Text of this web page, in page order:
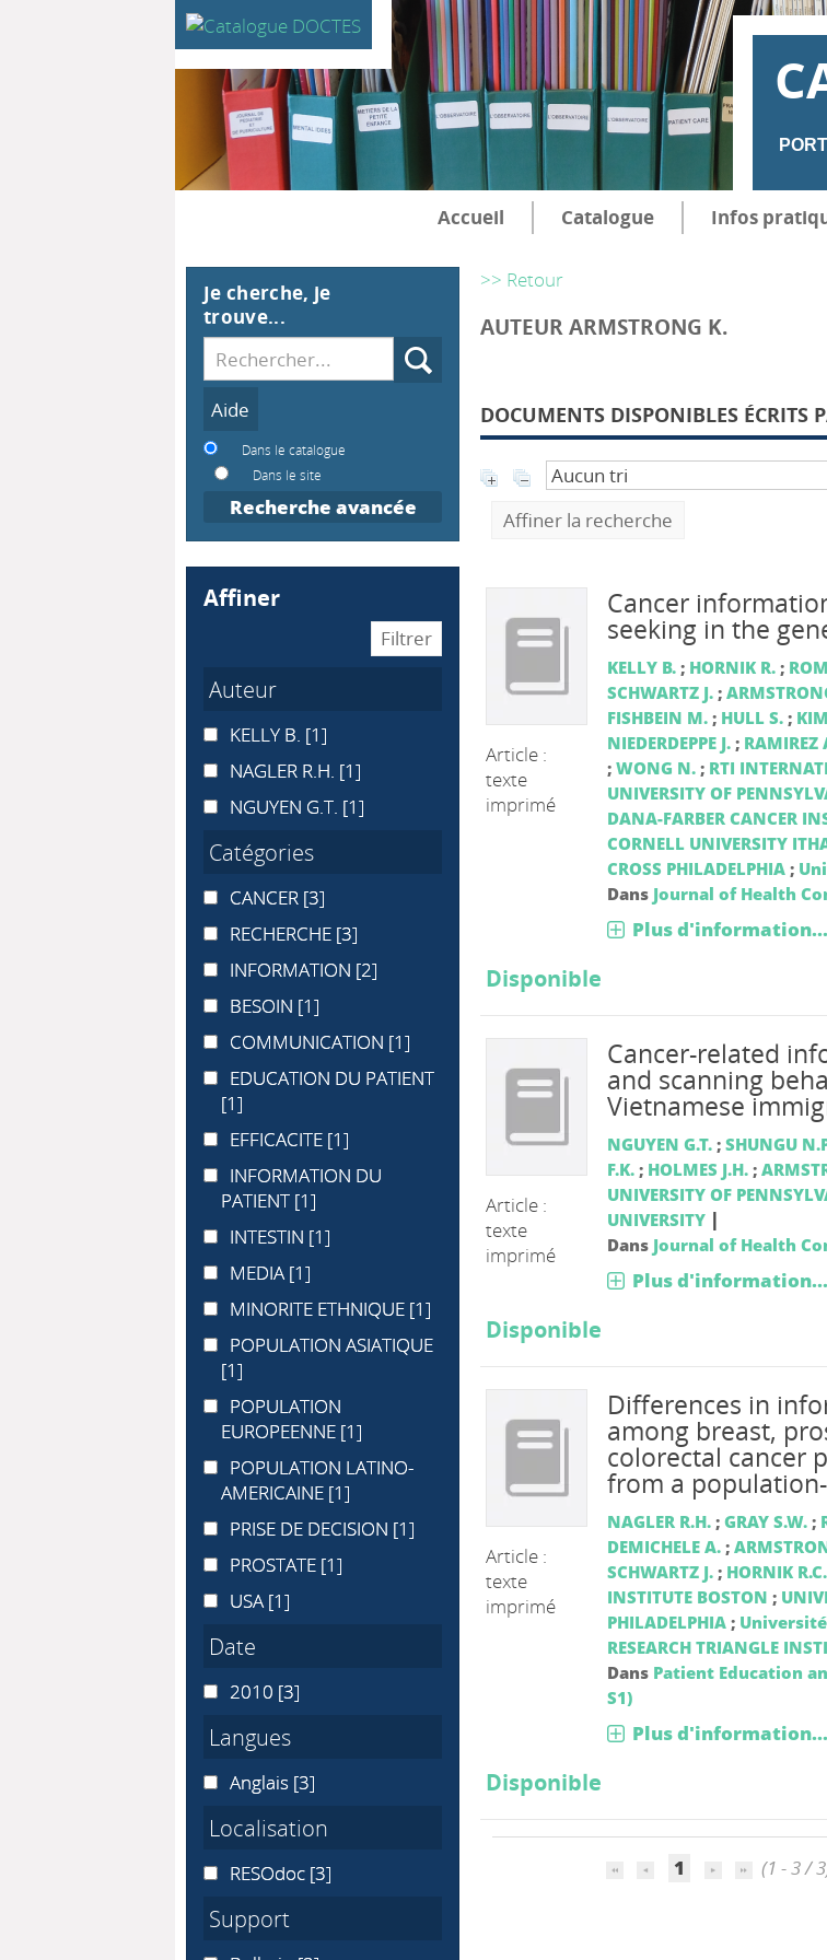
Accueil Catalogue Infos
>> Retour
AUTEUR ARMSTRONG K.
DOCUMENTS DISPONIBLES ÉCRITS
Affiner la recherche
Article :
texte
imprimé
Cancer
seeking in the
KELLY B.; HORNIK R.;
SCHWARTZ J.;
FISHBEIN M.; HULL S.;
NIEDERDEPPE J.; RAMIREZ
; WONG N.; RTI
UNIVERSITY OF
DANA-FARBER CANCER
CORNELL UNIVERSITY
CROSS PHILADELPHIA;
Dans Journal of Health
Plus d'information...
Disponible
Article :
texte
imprimé
Cancer-related
and scanning
Vietnamese
NGUYEN G.T.; SHUNGU
F.K.; HOLMES J.H.;
UNIVERSITY OF
UNIVERSITY |
Dans Journal of Health
Plus d'information...
Disponible
Article :
texte
imprimé
Differences in
among breast,
colorectal cancer
from a
NAGLER R.H.; GRAY S.W.;
DEMICHELE A.;
SCHWARTZ J.; HORNIK R.C.
INSTITUTE BOSTON ;
PHILADELPHIA;
RESEARCH TRIANGLE
Dans Patient Education
S1)
Plus d'information...
Disponible
1 (1 - 3 /
Je cherche, je
trouve...
Recherche
Dans le catalogue
Dans le site
Recherche avancée
affiner
Auteur
KELLY B.
KELLY B. [1]
NAGLER R.H.
NAGLER R.H. [1]
NGUYEN G.T.
NGUYEN G.T. [1]
Catégories
CANCER
CANCER [3]
RECHERCHE
RECHERCHE [3]
INFORMATION
INFORMATION [2]
BESOIN
BESOIN [1]
COMMUNICATION
COMMUNICATION [1]
EDUCATION DU PATIENT
EDUCATION DU PATIENT
[1]
EFFICACITE
EFFICACITE [1]
INFORMATION DU PATIENT
INFORMATION DU
PATIENT [1]
INTESTIN
INTESTIN [1]
MEDIAMEDIA [1]
MINORITE ETHNIQUE
MINORITE ETHNIQUE [1]
POPULATION ASIATIQUE
POPULATION ASIATIQUE
[1]
POPULATION EUROPEENNE
POPULATION
EUROPEENNE [1]
POPULATION LATINO-AMERICAINE
POPULATION LATINO-
AMERICAINE [1]
PRISE DE DECISION
PRISE DE DECISION [1]
PROSTATE
PROSTATE [1]
USAUSA [1]
Date
20102010 [3]
Langues
Anglais
Anglais [3]
Localisation
RESOdoc
RESOdoc [3]
Support